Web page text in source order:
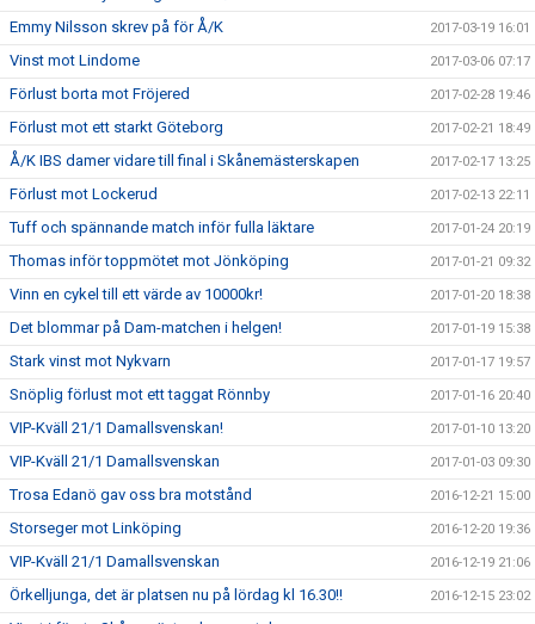
Emmy Nilsson skrev på för Å/K 2017-03-19 16:01
Vinst mot Lindome 2017-03-06 07:17
Förlust borta mot Fröjered 2017-02-28 19:46
Förlust mot ett starkt Göteborg 2017-02-21 18:49
Å/K IBS damer vidare till final i Skånemästerskapen 2017-02-17 13:25
Förlust mot Lockerud 2017-02-13 22:11
Tuff och spännande match inför fulla läktare 2017-01-24 20:19
Thomas inför toppmötet mot Jönköping 2017-01-21 09:32
Vinn en cykel till ett värde av 10000kr! 2017-01-20 18:38
Det blommar på Dam-matchen i helgen! 2017-01-19 15:38
Stark vinst mot Nykvarn 2017-01-17 19:57
Snöplig förlust mot ett taggat Rönnby 2017-01-16 20:40
VIP-Kväll 21/1 Damallsvenskan! 2017-01-10 13:20
VIP-Kväll 21/1 Damallsvenskan 2017-01-03 09:30
Trosa Edanö gav oss bra motstånd 2016-12-21 15:00
Storseger mot Linköping 2016-12-20 19:36
VIP-Kväll 21/1 Damallsvenskan 2016-12-19 21:06
Örkelljunga, det är platsen nu på lördag kl 16.30!! 2016-12-15 23:02